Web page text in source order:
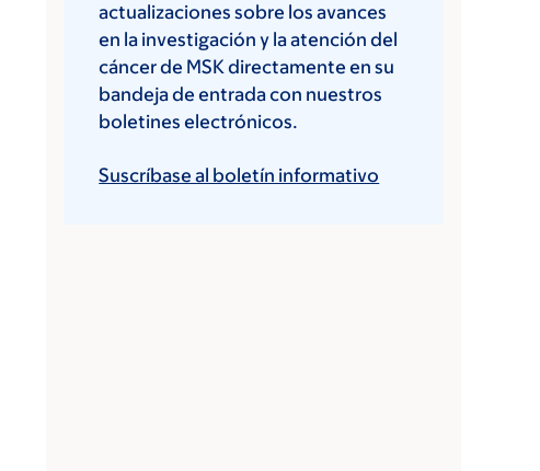
actualizaciones sobre los avances
en la investigación y la atención del
cáncer de MSK directamente en su
bandeja de entrada con nuestros
boletines electrónicos.
Suscríbase al boletín informativo